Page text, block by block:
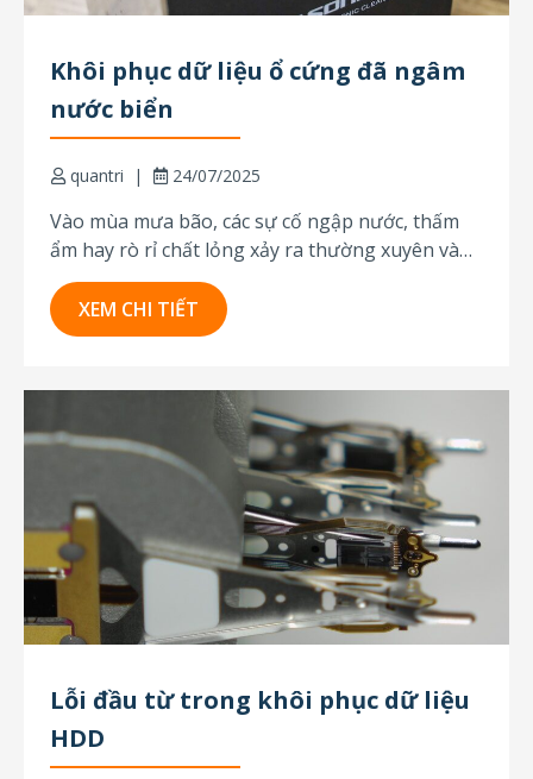
Khôi phục dữ liệu ổ cứng đã ngâm
nước biển
quantri 24/07/2025
Vào mùa mưa bão, các sự cố ngập nước, thấm
ẩm hay rò rỉ chất lỏng xảy ra thường xuyên và
có thể gây hư hại nghiêm trọng cho thiết bị lưu
trữ dữ liệu. Hình ảnh dưới đây là một ví dụ thực
tế: ổ cứng 1TB của...
XEM CHI TIẾT
Lỗi đầu từ trong khôi phục dữ liệu
HDD